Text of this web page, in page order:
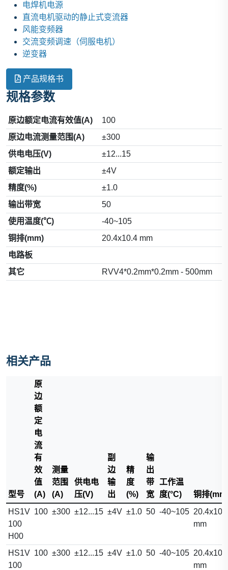
电焊机电源
直流电机驱动的静止式变流器
风能变频器
交流变频调速（伺服电机）
逆变器
产品规格书
规格参数
原边额定电流有效值(A)
100
原边电流测量范围(A)
±300
供电电压(V)
±12...15
额定输出
±4V
精度(%)
±1.0
输出带宽
50
使用温度(℃)
-40~105
铜排(mm)
20.4x10.4 mm
电路板
其它
RVV4*0.2mm*0.2mm - 500mm
相关产品
型号
原
边
额
定
电
流
有
效
值
(A)
测量
范围
(A)
供电电
压(V)
副
边
输
出
精
度
(%)
输
出
带
宽
工作温
度(°C)
铜排
HS1V
100
H00
100 ±300 ±12...15 ±4V ±1.0 50 -40~105
mm
HS1V
100
100 ±300 ±12...15 ±4V ±1.0 50 -40~105
mm